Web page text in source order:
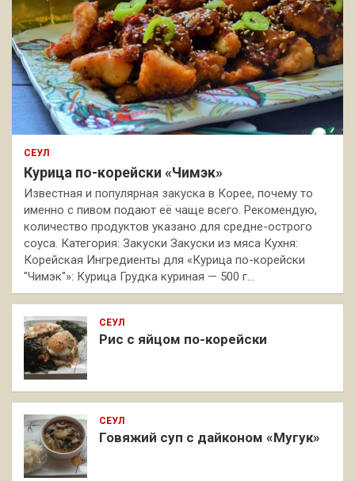
СЕУЛ
Курица по-корейски «Чимэк»
Известная и популярная закуска в Корее, почему то
именно с пивом подают её чаще всего. Рекомендую,
количество продуктов указано для средне-острого
соуса. Категория: Закуски Закуски из мяса Кухня:
Корейская Ингредиенты для «Курица по-корейски
"Чимэк"»: Курица Грудка куриная — 500 г…
СЕУЛ
Рис с яйцом по-корейски
СЕУЛ
Говяжий суп с дайконом «Мугук»